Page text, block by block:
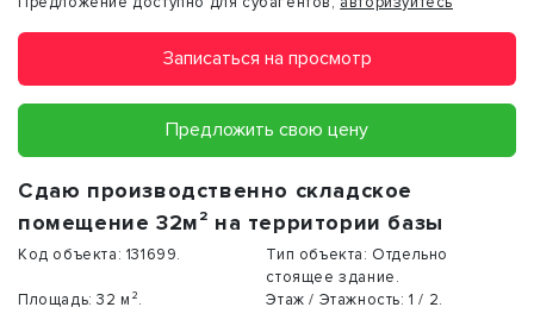
Записаться на просмотр
Предложить свою цену
Сдаю производственно складское
помещение 32м² на территории базы
Код объекта: 131699. Тип объекта: Отдельно
стоящее здание.
Площадь: 32 м². Этаж / Этажность: 1 / 2.